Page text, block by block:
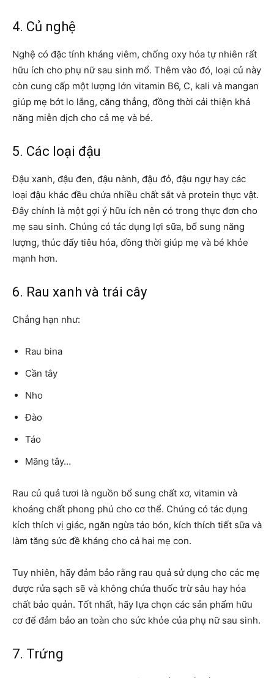
4. Củ nghệ
Nghệ có đặc tính kháng viêm, chống oxy hóa tự nhiên rất
hữu ích cho phụ nữ sau sinh mổ. Thêm vào đó, loại củ này
còn cung cấp một lượng lớn vitamin B6, C, kali và mangan
giúp mẹ bớt lo lắng, căng thẳng, đồng thời cải thiện khả
năng miễn dịch cho cả mẹ và bé.
5. Các loại đậu
Đậu xanh, đậu đen, đậu nành, đậu đỏ, đậu ngự hay các
loại đậu khác đều chứa nhiều chất sắt và protein thực vật.
Đây chính là một gợi ý hữu ích nên có trong thực đơn cho
mẹ sau sinh. Chúng có tác dụng lợi sữa, bổ sung năng
lượng, thúc đẩy tiêu hóa, đồng thời giúp mẹ và bé khỏe
mạnh hơn.
6. Rau xanh và trái cây
Chẳng hạn như:
Rau bina
Cần tây
Nho
Đào
Táo
Măng tây…
Rau củ quả tươi là nguồn bổ sung chất xơ, vitamin và
khoáng chất phong phú cho cơ thể. Chúng có tác dụng
kích thích vị giác, ngăn ngừa táo bón, kích thích tiết sữa và
làm tăng sức đề kháng cho cả hai mẹ con.
Tuy nhiên, hãy đảm bảo rằng rau quả sử dụng cho các mẹ
được rửa sạch sẽ và không chứa thuốc trừ sâu hay hóa
chất bảo quản. Tốt nhất, hãy lựa chọn các sản phẩm hữu
cơ để đảm bảo an toàn cho sức khỏe của phụ nữ sau sinh.
7. Trứng